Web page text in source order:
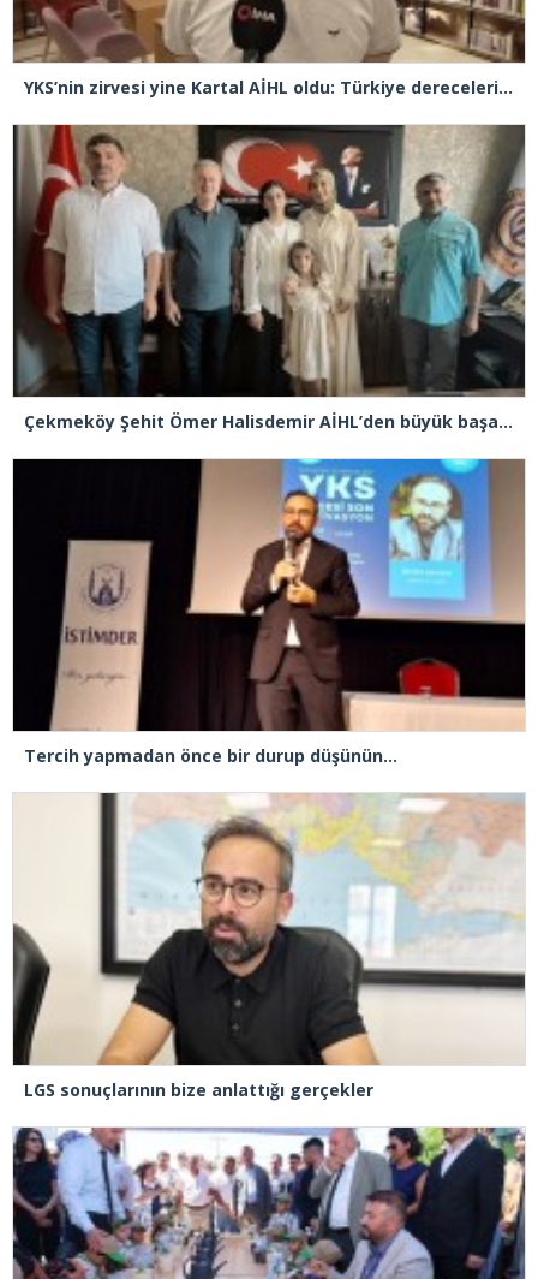
YKS’nin zirvesi yine Kartal AİHL oldu: Türkiye dereceleri peş peşe geldi, başarının sırrını anlattılar
Çekmeköy Şehit Ömer Halisdemir AİHL’den büyük başarı! LGS’de yüzde 0,13’lik dilim
Tercih yapmadan önce bir durup düşünün…
LGS sonuçlarının bize anlattığı gerçekler